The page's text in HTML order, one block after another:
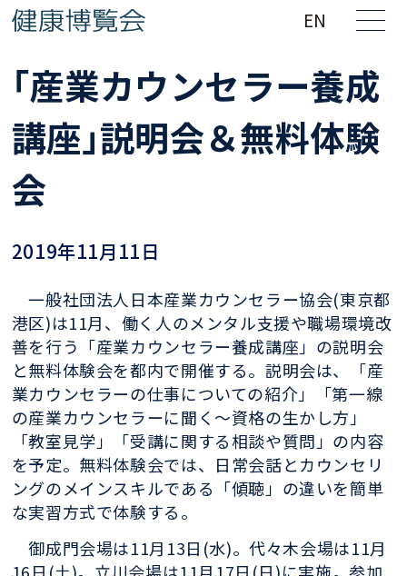
EN
｢産業カウンセラー養成
講座｣説明会＆無料体験
会
2019年11月11日
一般社団法人日本産業カウンセラー協会(東京都
港区)は11月、働く人のメンタル支援や職場環境改
善を行う「産業カウンセラー養成講座」の説明会
と無料体験会を都内で開催する。説明会は、「産
業カウンセラーの仕事についての紹介」「第一線
の産業カウンセラーに聞く～資格の生かし方」
「教室見学」「受講に関する相談や質問」の内容
を予定。無料体験会では、日常会話とカウンセリ
ングのメインスキルである「傾聴」の違いを簡単
な実習方式で体験する。
御成門会場は11月13日(水)。代々木会場は11月